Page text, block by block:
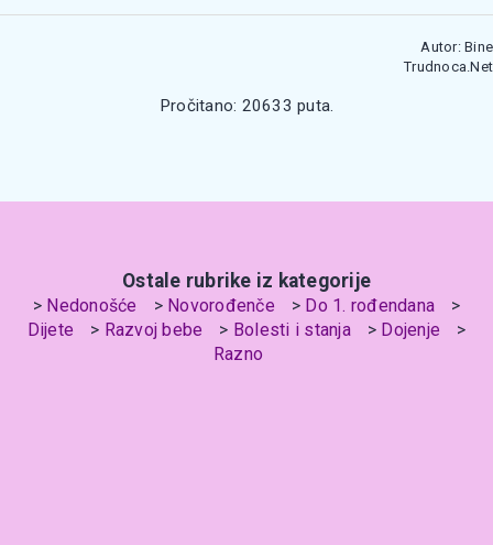
Autor: Bine
Trudnoca.Net
Pročitano: 20633 puta.
Ostale rubrike iz kategorije
Nedonošće Novorođenče
Do 1. rođendana
Dijete
Razvoj bebe Bolesti i stanja
Dojenje
Razno